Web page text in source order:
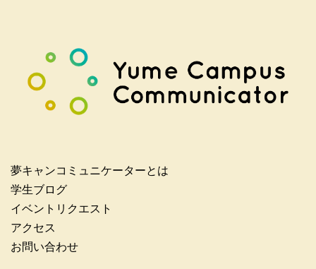
夢キャンコミュニケーターとは
学生ブログ
イベントリクエスト
アクセス
お問い合わせ